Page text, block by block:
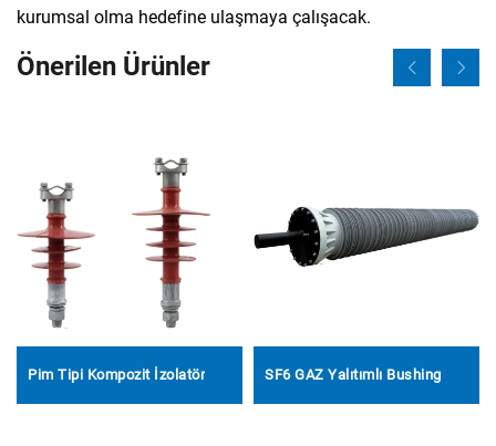
kurumsal olma hedefine ulaşmaya çalışacak.
Önerilen Ürünler
Pim Tipi Kompozit İzolatör SF6 GAZ Yalıtımlı Bushing